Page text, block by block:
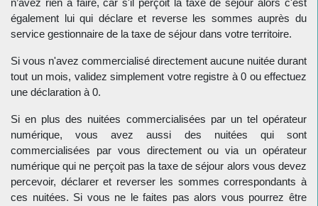
n’avez rien à faire, car s'il perçoit la taxe de séjour alors c'est
également lui qui déclare et reverse les sommes auprès du
service gestionnaire de la taxe de séjour dans votre territoire.
Si vous n'avez commercialisé directement aucune nuitée durant
tout un mois, validez simplement votre registre à 0 ou effectuez
une déclaration à 0.
Si en plus des nuitées commercialisées par un tel opérateur
numérique, vous avez aussi des nuitées qui sont
commercialisées par vous directement ou via un opérateur
numérique qui ne perçoit pas la taxe de séjour alors vous devez
percevoir, déclarer et reverser les sommes correspondants à
ces nuitées. Si vous ne le faites pas alors vous pourrez être